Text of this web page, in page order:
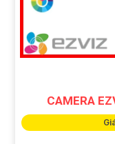
CAMERA